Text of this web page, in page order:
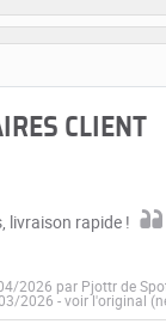
CLIENT
livraison rapide !
2026 par Pjottr de
2026 -voir l'original